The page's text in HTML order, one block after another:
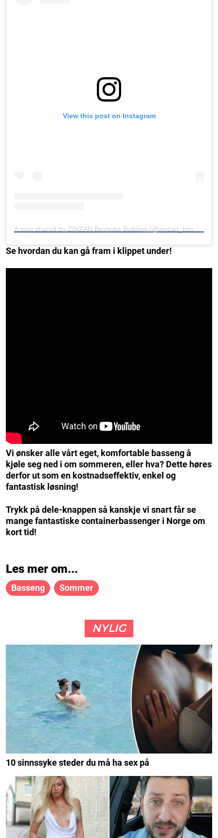
View this post on Instagram
A post shared by ZINZAN Bespoke Building (@zinzan_bespoke_building)
Se hvordan du kan gå fram i klippet under!
Vi ønsker alle vårt eget, komfortable basseng å
kjøle seg ned i om sommeren, eller hva? Dette høres
derfor ut som en kostnadseffektiv, enkel og
fantastisk løsning!
Trykk på dele-knappen så kanskje vi snart får se
mange fantastiske containerbassenger i Norge om
kort tid!
Les mer om...
Basseng Sommer
NYLIG
10 sinnssyke steder du må ha sex på